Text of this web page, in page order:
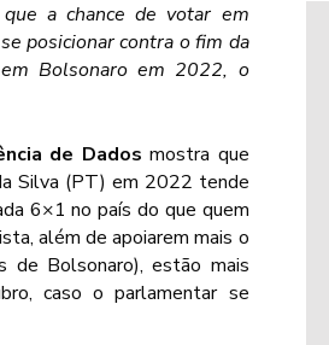
a chance de votar em
posicionar contra o fim da
Bolsonaro em 2022, o
de Dados mostra que
Silva (PT) em 2022 tende
6×1 no país do que quem
além de apoiarem mais o
Bolsonaro), estão mais
caso o parlamentar se